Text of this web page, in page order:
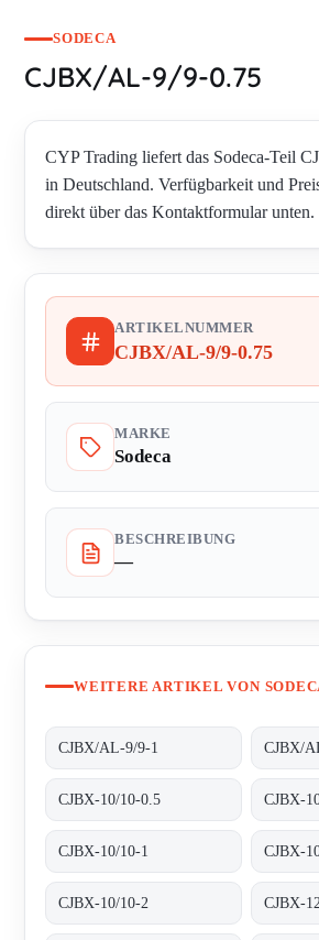
SODECA
CJBX/AL-9/9-0.75
CYP Trading liefert das Sodeca-Teil
in Deutschland. Verfügbarkeit und
direkt über das Kontaktformular unten.
ARTIKELNUMMER
CJBX/AL-9/9-0.75
MARKE
Sodeca
BESCHREIBUNG
—
WEITERE ARTIKEL VON
CJBX/AL-9/9-1 CJBX/
CJBX-10/10-0.5 CJBX-
CJBX-10/10-1 CJBX-
CJBX-10/10-2 CJBX-